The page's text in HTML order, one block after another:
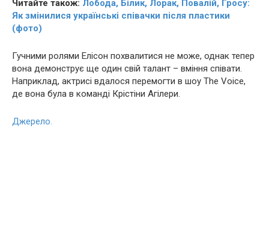
Читайте також: Лобода, Білик, Лорак, Повалій, Гросу:
Як змінилися українські співачки після пластики
(фото)
Гучними ролями Елісон похвалитися не може, однак тепер
вона демонструє ще один свій талант – вміння співати.
Наприклад, актрисі вдалося перемогти в шоу The Voice,
де вона була в команді Крістіни Агілери.
Джерело.